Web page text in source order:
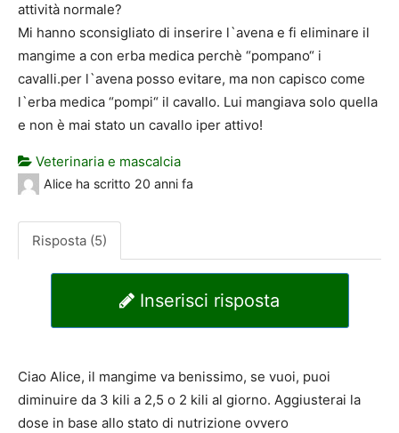
attività normale?
Mi hanno sconsigliato di inserire l`avena e fi eliminare il
mangime a con erba medica perchè “pompano“ i
cavalli.per l`avena posso evitare, ma non capisco come
l`erba medica “pompi“ il cavallo. Lui mangiava solo quella
e non è mai stato un cavallo iper attivo!
Veterinaria e mascalcia
Alice ha scritto 20 anni fa
Risposta (5)
Inserisci risposta
Ciao Alice, il mangime va benissimo, se vuoi, puoi
diminuire da 3 kili a 2,5 o 2 kili al giorno. Aggiusterai la
dose in base allo stato di nutrizione ovvero